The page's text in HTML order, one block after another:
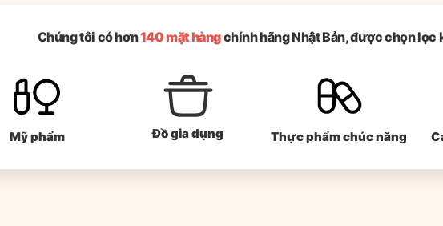
Chúng tôi có hơn140 mặt hàngchính hãng Nhật Bản, được chọn lọc
Mỹ phẩm Đồ gia dụng Thực phẩm chúc năng